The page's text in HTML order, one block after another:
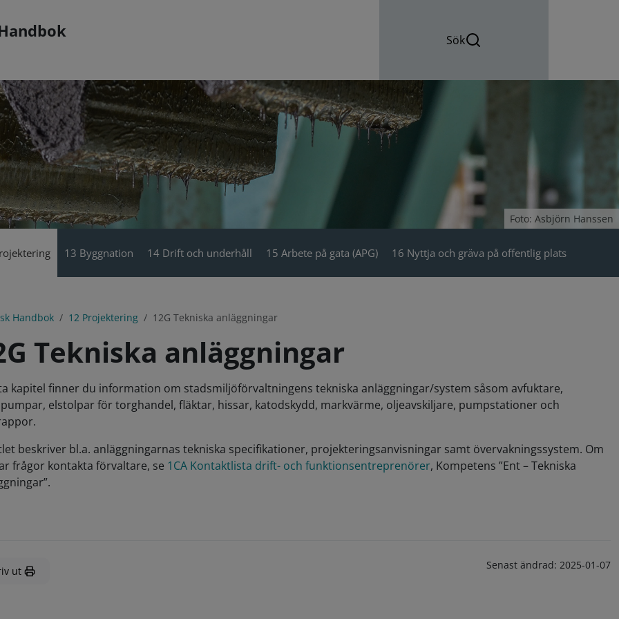
Sök
Foto: Asbjörn Hanssen
13 Byggnation 14 Drift och underhåll 15 Arbete på gata (APG) 16 Nyttja och gräva på offentlig plats
Handbok 12 Projektering 12G Tekniska anläggningar
Tekniska anläggningar
kapitel finner du information om stadsmiljöförvaltningens tekniska anläggningar/system såsom avfuktare,
elstolpar för torghandel, fläktar, hissar, katodskydd, markvärme, oljeavskiljare, pumpstationer och
beskriver bl.a. anläggningarnas tekniska specifikationer, projekteringsanvisningar samt övervakningssystem. Om
frågor kontakta förvaltare, se 1CA Kontaktlista drift- och funktionsentreprenörer, Kompetens ”Ent – Tekniska
ut Senast ändrad: 2025-01-07